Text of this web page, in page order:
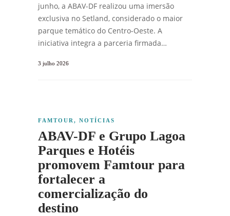
junho, a ABAV-DF realizou uma imersão
exclusiva no Setland, considerado o maior
parque temático do Centro-Oeste. A
iniciativa integra a parceria firmada…
3 julho 2026
FAMTOUR , NOTÍCIAS
ABAV-DF e Grupo Lagoa
Parques e Hotéis
promovem Famtour para
fortalecer a
comercialização do
destino